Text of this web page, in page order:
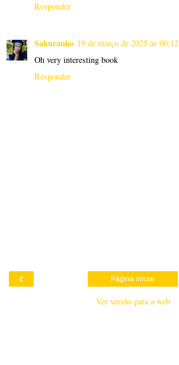
Responder
Sakuranko 19 de março de 2025 às 00:12
Oh very interesting book
Responder
‹ Página inicial
Ver versão para a web